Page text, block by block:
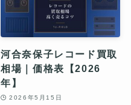
河合奈保子レコード買取
相場｜価格表【2026
年】
2026年5月15日